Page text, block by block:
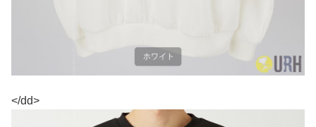
</dd>